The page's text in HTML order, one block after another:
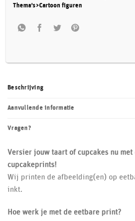
Thema's>Cartoon figuren
Beschrijving
Aanvullende informatie
Vragen?
Versier jouw taart of cupcakes nu
cupcakeprints!
Wij printen de afbeelding(en) op
inkt.
Hoe werk je met de eetbare print?